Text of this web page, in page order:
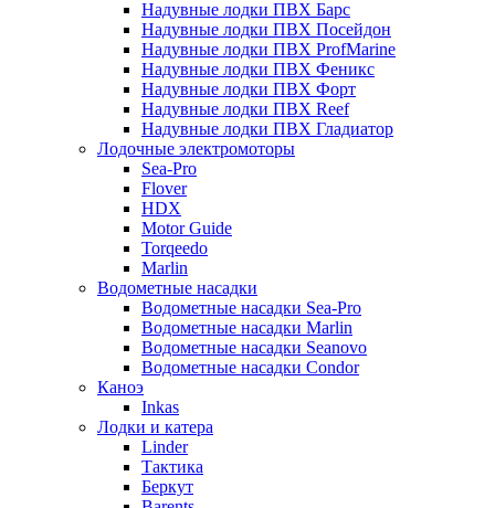
Надувные лодки ПВХ Барс
Надувные лодки ПВХ Посейдон
Надувные лодки ПВХ ProfMarine
Надувные лодки ПВХ Феникс
Надувные лодки ПВХ Форт
Надувные лодки ПВХ Reef
Надувные лодки ПВХ Гладиатор
Лодочные электромоторы
Sea-Pro
Flover
HDX
Motor Guide
Torqeedo
Marlin
Водометные насадки
Водометные насадки Sea-Pro
Водометные насадки Marlin
Водометные насадки Seanovo
Водометные насадки Condor
Каноэ
Inkas
Лодки и катера
Linder
Тактика
Беркут